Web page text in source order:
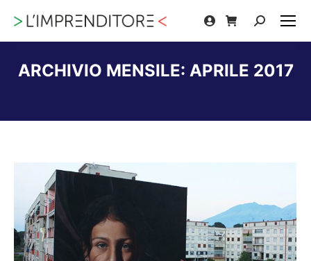
Cerca:
ARCHIVIO MENSILE: APRILE 2017